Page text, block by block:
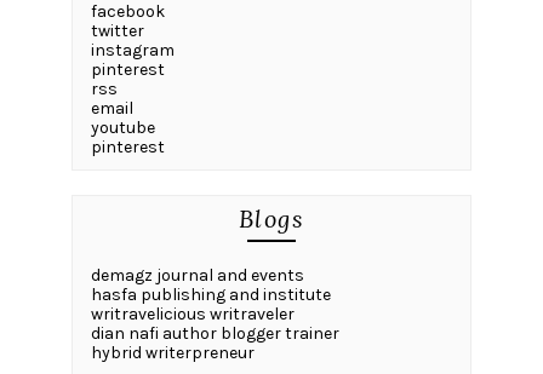
facebook
twitter
instagram
pinterest
rss
email
youtube
pinterest
Blogs
demagz journal and events
hasfa publishing and institute
writravelicious writraveler
dian nafi author blogger trainer
hybrid writerpreneur